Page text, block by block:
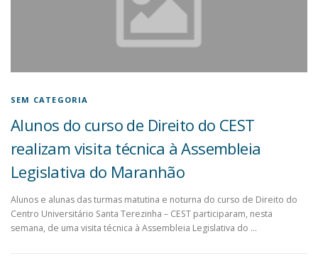
SEM CATEGORIA
Alunos do curso de Direito do CEST
realizam visita técnica à Assembleia
Legislativa do Maranhão
Alunos e alunas das turmas matutina e noturna do curso de Direito do
Centro Universitário Santa Terezinha – CEST participaram, nesta
semana, de uma visita técnica à Assembleia Legislativa do …